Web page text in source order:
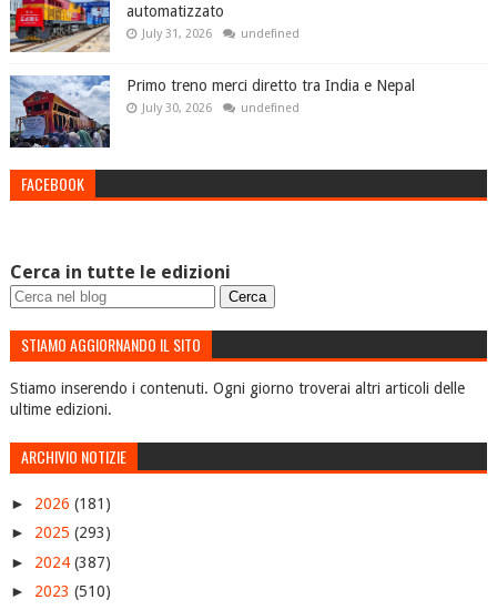
automatizzato
July 31, 2026 undefined
Primo treno merci diretto tra India e Nepal
July 30, 2026 undefined
FACEBOOK
Cerca in tutte le edizioni
STIAMO AGGIORNANDO IL SITO
Stiamo inserendo i contenuti. Ogni giorno troverai altri articoli delle
ultime edizioni.
ARCHIVIO NOTIZIE
► 2026 (181)
► 2025 (293)
► 2024 (387)
► 2023 (510)